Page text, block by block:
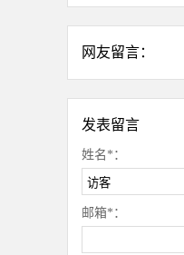
网友留言：
发表留言
姓名*：
邮箱*：